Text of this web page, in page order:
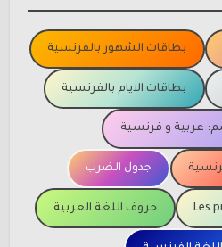
بطاقات الشهور بالفرنسية
بطاقات الايام بالفرنسية
عربية و فرنسية
جدول الضرب
Les حروف اللغة العربية